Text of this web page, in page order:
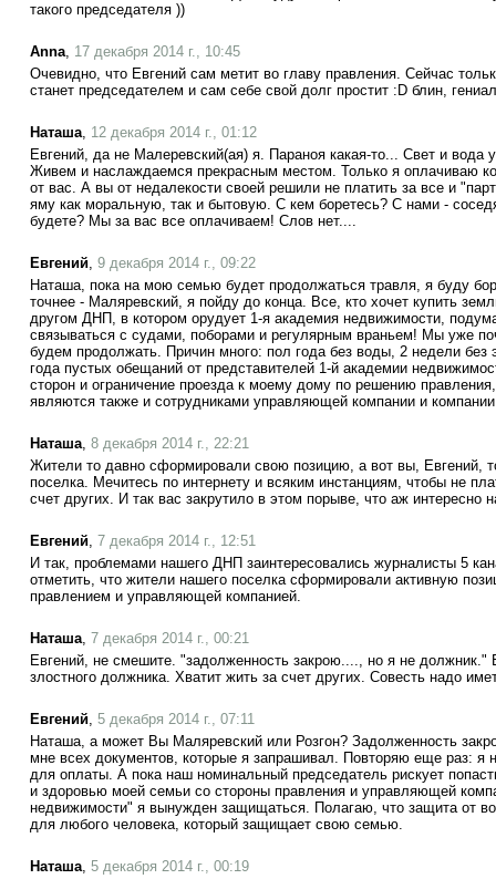
такого председателя ))
Anna, 17 декабря 2014 г., 10:45
Очевидно, что Евгений сам метит во главу правления. Сейчас
станет председателем и сам себе свой долг простит :D блин,
Наташа, 12 декабря 2014 г., 01:12
Евгений, да не Малеревский(ая) я. Параноя какая-то... Свет и вода
Живем и наслаждаемся прекрасным местом. Только я оплачиваю
от вас. А вы от недалекости своей решили не платить за все и
яму как моральную, так и бытовую. С кем боретесь? С нами -
будете? Мы за вас все оплачиваем! Слов нет....
Евгений, 9 декабря 2014 г., 09:22
Наташа, пока на мою семью будет продолжаться травля, я буду
точнее - Маляревский, я пойду до конца. Все, кто хочет купить
другом ДНП, в котором орудует 1-я академия недвижимости,
связываться с судами, поборами и регулярным враньем! Мы уже
будем продолжать. Причин много: пол года без воды, 2 недели без
года пустых обещаний от представителей 1-й академии
сторон и ограничение проезда к моему дому по решению
являются также и сотрудниками управляющей компании и
Наташа, 8 декабря 2014 г., 22:21
Жители то давно сформировали свою позицию, а вот вы, Евгений,
поселка. Мечитесь по интернету и всяким инстанциям, чтобы не
счет других. И так вас закрутило в этом порыве, что аж интересно
Евгений, 7 декабря 2014 г., 12:51
И так, проблемами нашего ДНП заинтересовались журналисты 5
отметить, что жители нашего поселка сформировали активную
правлением и управляющей компанией.
Наташа, 7 декабря 2014 г., 00:21
Евгений, не смешите. "задолженность закрою...., но я не
злостного должника. Хватит жить за счет других. Совесть надо
Евгений, 5 декабря 2014 г., 07:11
Наташа, а может Вы Маляревский или Розгон? Задолженность
мне всех документов, которые я запрашивал. Повторяю еще раз: я
для оплаты. А пока наш номинальный председатель рискует
и здоровью моей семьи со стороны правления и управляющей
недвижимости" я вынужден защищаться. Полагаю, что защита от
для любого человека, который защищает свою семью.
Наташа, 5 декабря 2014 г., 00:19